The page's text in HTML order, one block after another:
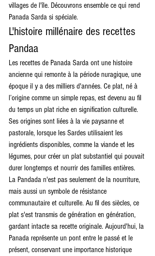
villages de l'île. Découvrons ensemble ce qui rend
Panada Sarda si spéciale.
L'histoire millénaire des recettes
Pandaa
Les recettes de Panada Sarda ont une histoire
ancienne qui remonte à la période nuragique, une
époque il y a des milliers d'années. Ce plat, né à
l’origine comme un simple repas, est devenu au fil
du temps un plat riche en signification culturelle.
Ses origines sont liées à la vie paysanne et
pastorale, lorsque les Sardes utilisaient les
ingrédients disponibles, comme la viande et les
légumes, pour créer un plat substantiel qui pouvait
durer longtemps et nourrir des familles entières.
La Pandada n'est pas seulement de la nourriture,
mais aussi un symbole de résistance
communautaire et culturelle. Au fil des siècles, ce
plat s'est transmis de génération en génération,
gardant intacte sa recette originale. Aujourd'hui, la
Panada représente un pont entre le passé et le
présent, conservant une importance historique